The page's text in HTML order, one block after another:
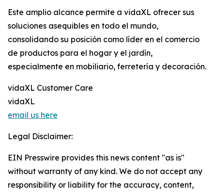
Este amplio alcance permite a vidaXL ofrecer sus
soluciones asequibles en todo el mundo,
consolidando su posición como líder en el comercio
de productos para el hogar y el jardín,
especialmente en mobiliario, ferretería y decoración.
vidaXL Customer Care
vidaXL
email us here
Legal Disclaimer:
EIN Presswire provides this news content "as is"
without warranty of any kind. We do not accept any
responsibility or liability for the accuracy, content,